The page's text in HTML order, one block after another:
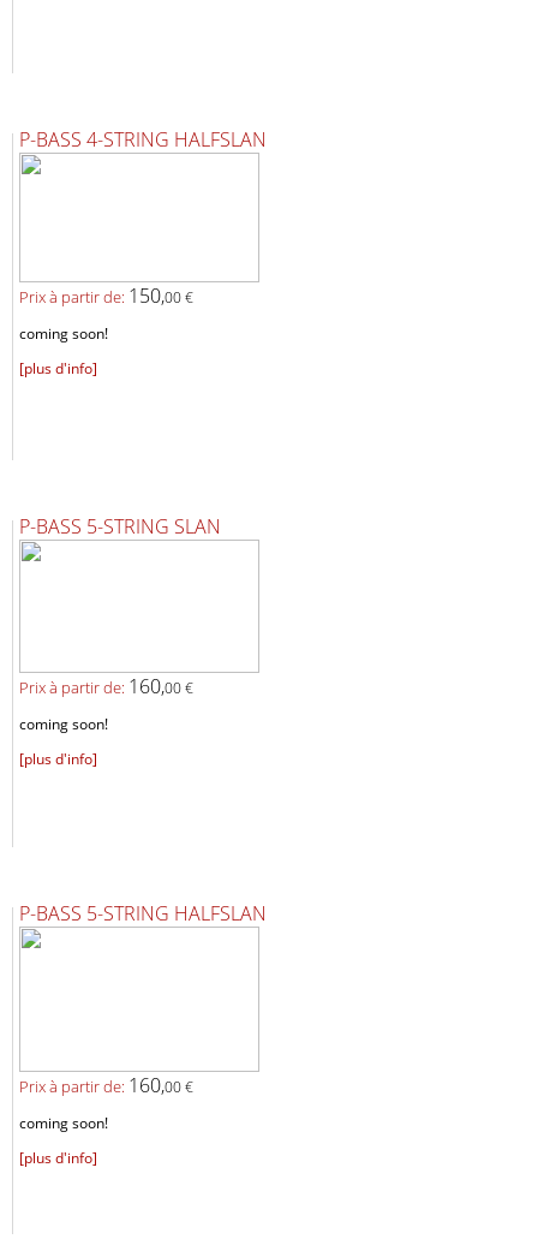
P-BASS 4-STRING HALFSLAN
Prix ​​à partir de: 150,00 €
coming soon!
[plus d'info]
P-BASS 5-STRING SLAN
Prix ​​à partir de: 160,00 €
coming soon!
[plus d'info]
P-BASS 5-STRING HALFSLAN
Prix ​​à partir de: 160,00 €
coming soon!
[plus d'info]